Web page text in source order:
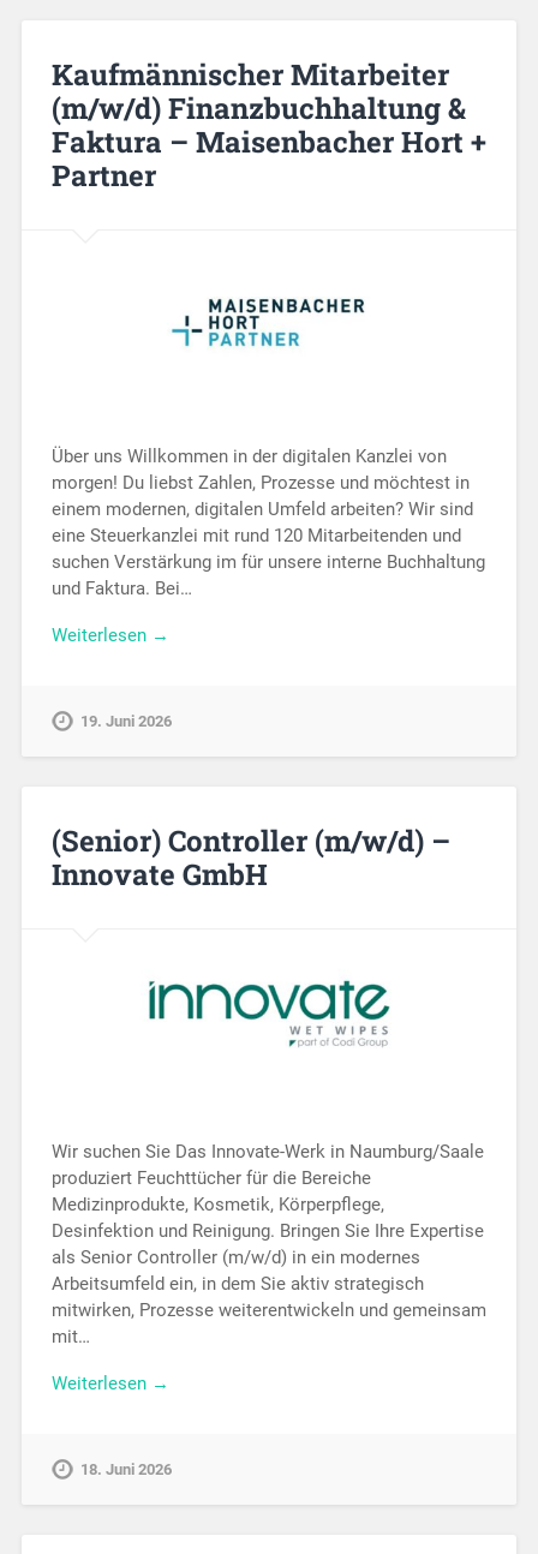
Kaufmännischer Mitarbeiter
(m/w/d) Finanzbuchhaltung &
Faktura – Maisenbacher Hort +
Partner
Über uns Willkommen in der digitalen Kanzlei von
morgen! Du liebst Zahlen, Prozesse und möchtest in
einem modernen, digitalen Umfeld arbeiten? Wir sind
eine Steuerkanzlei mit rund 120 Mitarbeitenden und
suchen Verstärkung im für unsere interne Buchhaltung
und Faktura. Bei…
Weiterlesen →
19. Juni 2026
(Senior) Controller (m/w/d) –
Innovate GmbH
Wir suchen Sie Das Innovate-Werk in Naumburg/Saale
produziert Feuchttücher für die Bereiche
Medizinprodukte, Kosmetik, Körperpflege,
Desinfektion und Reinigung. Bringen Sie Ihre Expertise
als Senior Controller (m/w/d) in ein modernes
Arbeitsumfeld ein, in dem Sie aktiv strategisch
mitwirken, Prozesse weiterentwickeln und gemeinsam
mit…
Weiterlesen →
18. Juni 2026